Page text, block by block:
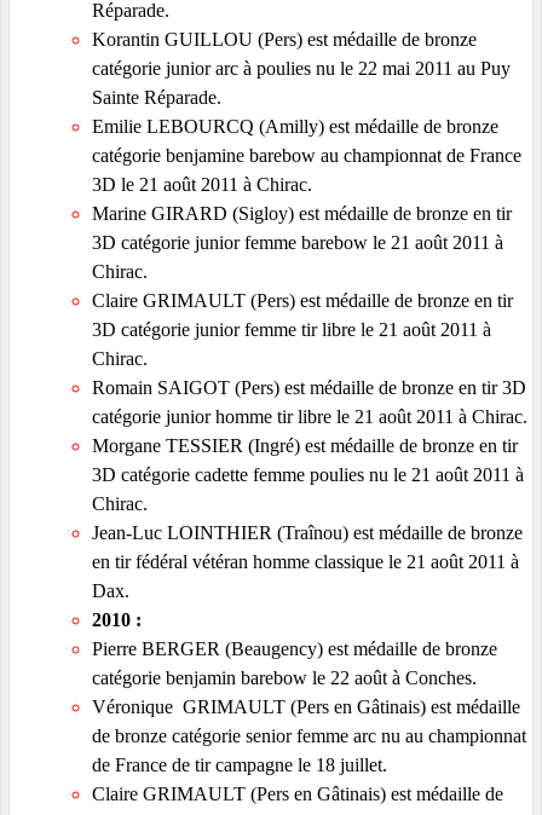
Réparade.
Korantin GUILLOU (Pers) est médaille de bronze
catégorie junior arc à poulies nu le 22 mai 2011 au Puy
Sainte Réparade.
Emilie LEBOURCQ (Amilly) est médaille de bronze
catégorie benjamine barebow au championnat de France
3D le 21 août 2011 à Chirac.
Marine GIRARD (Sigloy) est médaille de bronze en tir
3D catégorie junior femme barebow le 21 août 2011 à
Chirac.
Claire GRIMAULT (Pers) est médaille de bronze en tir
3D catégorie junior femme tir libre le 21 août 2011 à
Chirac.
Romain SAIGOT (Pers) est médaille de bronze en tir 3D
catégorie junior homme tir libre le 21 août 2011 à Chirac.
Morgane TESSIER (Ingré) est médaille de bronze en tir
3D catégorie cadette femme poulies nu le 21 août 2011 à
Chirac.
Jean-Luc LOINTHIER (Traînou) est médaille de bronze
en tir fédéral vétéran homme classique le 21 août 2011 à
Dax.
2010 :
Pierre BERGER (Beaugency) est médaille de bronze
catégorie benjamin barebow le 22 août à Conches.
Véronique GRIMAULT (Pers en Gâtinais) est médaille
de bronze catégorie senior femme arc nu au championnat
de France de tir campagne le 18 juillet.
Claire GRIMAULT (Pers en Gâtinais) est médaille de